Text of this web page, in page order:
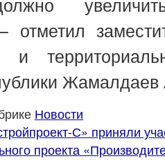
отметил
и
Новости
С» приняли
проекта